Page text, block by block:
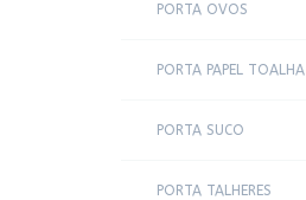
PORTA OVOS
PORTA PAPEL TOALHA
PORTA SUCO
PORTA TALHERES